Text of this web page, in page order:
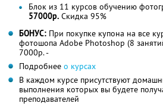
Блок из 11 курсов обучению
57000р. Скидка 95%
БОНУС: При покупке купона на все
фотошопа Adobe Photoshop (8
7000р. -
Подробнее о курсах
В каждом курсе присутствуют
выполнения которых вы будете
преподавателей